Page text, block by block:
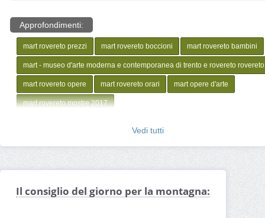
Approfondimenti:
mart rovereto prezzi mart rovereto boccioni mart rovereto bambini
mart - museo d'arte moderna e contemporanea di trento e rovereto
mart rovereto opere mart rovereto orari mart opere d'arte
mart rovereto mostre 2017
Vedi tutti
Il consiglio del giorno per la montagna: